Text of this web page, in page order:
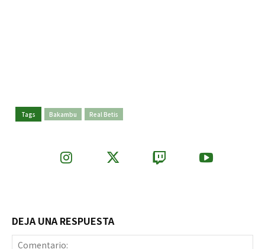
Tags Bakambu Real Betis
DEJA UNA RESPUESTA